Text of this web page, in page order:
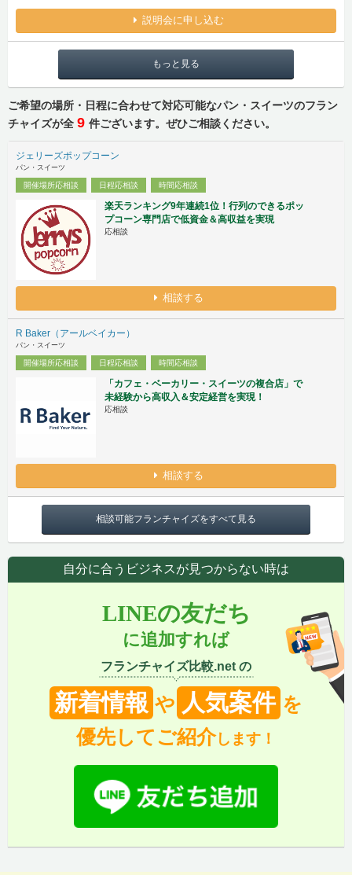
説明会に申し込む
もっと見る
ご希望の場所・日程に合わせて対応可能なパン・スイーツのフラン
チャイズが全 9 件ございます。ぜひご相談ください。
ジェリーズポップコーン
パン・スイーツ
開催場所応相談 日程応相談 時間応相談
楽天ランキング9年連続1位！行列のできるポッ
プコーン専門店で低資金＆高収益を実現
応相談
相談する
R Baker（アールベイカー）
パン・スイーツ
開催場所応相談 日程応相談 時間応相談
「カフェ・ベーカリー・スイーツの複合店」で
未経験から高収入＆安定経営を実現！
応相談
相談する
相談可能フランチャイズをすべて見る
自分に合うビジネスが見つからない時は
LINEの友だち
に追加すれば
フランチャイズ比較.net の
新着情報 や 人気案件 を
優先してご紹介します！